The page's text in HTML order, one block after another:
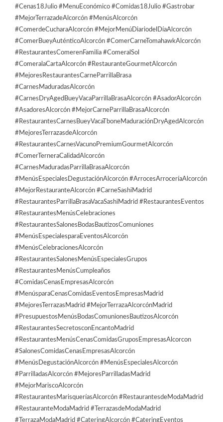
#Cenas18Julio #MenuEconómico #Comidas18Julio #Gastrobar
#MejorTerrazadeAlcorcón #MenúsAlcorcón
#ComerdeCucharaAlcorcón #MejorMenúDiariodelDíaAlcorcón
#ComerBueyAuténticoAlcorcón #ComerCarneTomahawkAlcorcón
#RestaurantesComerenFamilia #ComeralSol
#ComeralaCartaAlcorcón #RestauranteGourmetAlcorcón
#MejoresRestaurantesCarneParrillaBrasa
#CarnesMaduradasAlcorcón
#CarnesDryAgedBueyVacaParrillaBrasaAlcorcón #AsadorAlcorcón
#AsadoresAlcorcón #MejorCarneParrillaBrasaAlcorcón
#RestaurantesCarnesBueyVacaTboneMaduraciónDryAgedAlcorcón
#MejoresTerrazasdeAlcorcón
#RestaurantesCarnesVacunoPremiumGourmetAlcorcón
#ComerTerneraCalidadAlcorcón
#CarnesMaduradasParrillaBrasaAlcorcón
#MenúsEspecialesDegustaciónAlcorcón #ArrocesArroceríaAlcorcón
#MejorRestauranteAlcorcón #CarneSashiMadrid
#RestaurantesParrillaBrasaVacaSashiMadrid #RestaurantesEventos
#RestaurantesMenúsCelebraciones
#RestaurantesSalonesBodasBautizosComuniones
#MenúsEspecialesparaEventosAlcorcón
#MenúsCelebracionesAlcorcón
#RestaurantesSalonesMenúsEspecialesGrupos
#RestaurantesMenúsCumpleaños
#ComidasCenasEmpresasAlcorcón
#MenúsparaCenasComidasEventosEmpresasMadrid
#MejoresTerrazasMadrid #MejorTerrazaAlcorcónMadrid
#PresupuestosMenúsBodasComunionesBautizosAlcorcón
#RestaurantesSecretosconEncantoMadrid
#RestaurantesMenúsCenasComidasGruposEmpresasAlcorcon
#SalonesComidasCenasEmpresasAlcorcón
#MenúsDegustaciónAlcorcón #MenúsEspecialesAlcorcón
#ParrilladasAlcorcón #MejoresParrilladasMadrid
#MejorMariscoAlcorcón
#RestaurantesMarisqueríasAlcorcón #RestaurantesdeModaMadrid
#RestauranteModaMadrid #TerrazasdeModaMadrid
#TerrazaModaMadrid #CateringAlcorcón #CateringEventos